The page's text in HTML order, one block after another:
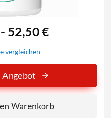
52,50 €
vergleichen
Angebot
Warenkorb